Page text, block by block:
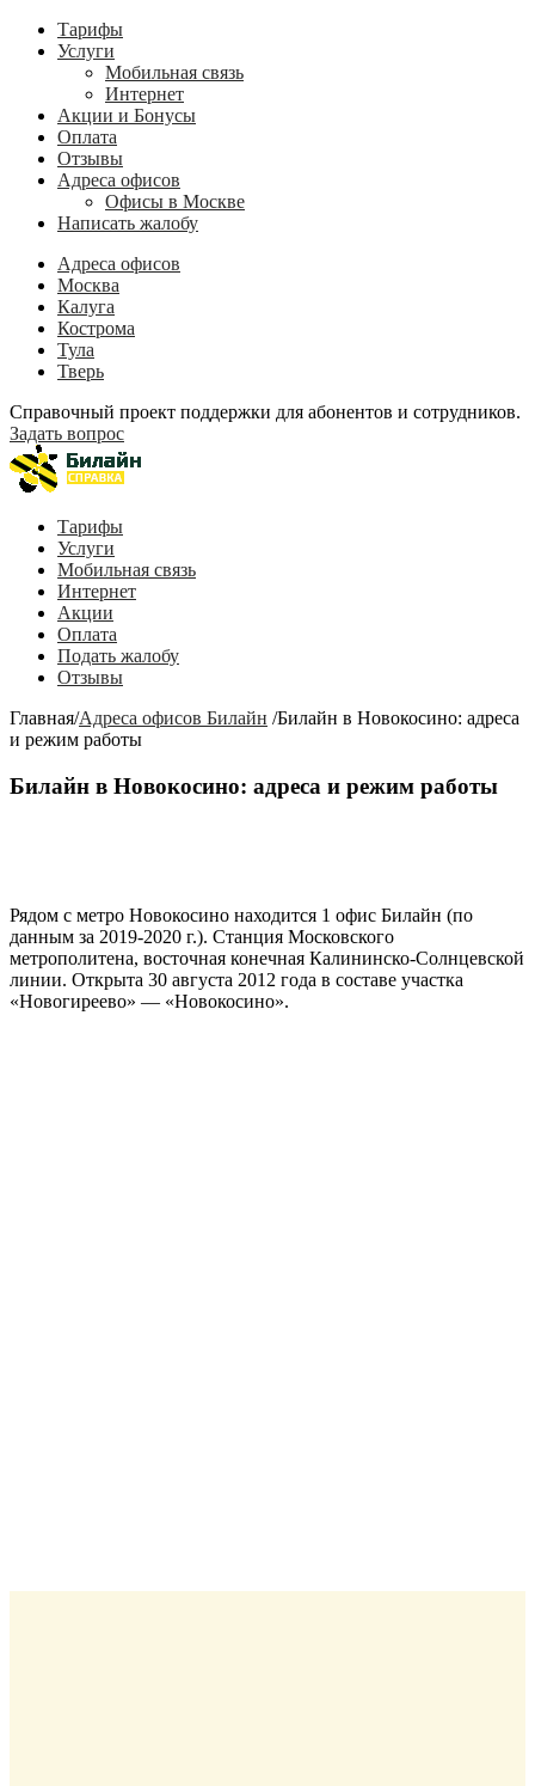
Тарифы
Услуги
Мобильная связь
Интернет
Акции и Бонусы
Оплата
Отзывы
Адреса офисов
Офисы в Москве
Написать жалобу
Адреса офисов
Москва
Калуга
Кострома
Тула
Тверь
Справочный проект поддержки для абонентов и сотрудников.
Задать вопрос
Тарифы
Услуги
Мобильная связь
Интернет
Акции
Оплата
Подать жалобу
Отзывы
Главная/Адреса офисов Билайн /Билайн в Новокосино: адреса
и режим работы
Билайн в Новокосино: адреса и режим работы
Рядом с метро Новокосино находится 1 офис Билайн (по
данным за 2019-2020 г.). Станция Московского
метрополитена, восточная конечная Калининско-Солнцевской
линии. Открыта 30 августа 2012 года в составе участка
«Новогиреево» — «Новокосино».